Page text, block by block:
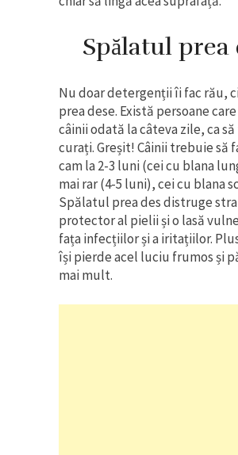
Spălatul prea
Nu doar detergenții îi fac rău,
prea dese. Există persoane
câinii odată la câteva zile, ca
curați. Greșit! Câinii trebuie să
cam la 2-3 luni (cei cu blana
mai rar (4-5 luni), cei cu blana
Spălatul prea des distruge
protector al pielii și o lasă
fața infecțiilor și a iritațiilor.
își pierde acel luciu frumos și
mai mult.